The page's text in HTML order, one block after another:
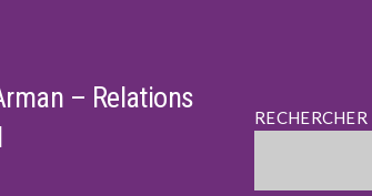
– Relations
RECHERCHER